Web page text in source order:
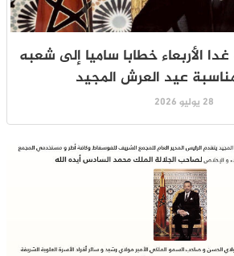
الأربعاء خطابا ساميا إلى شعبه
عيد العرش المجيد
28 يوليو 2026